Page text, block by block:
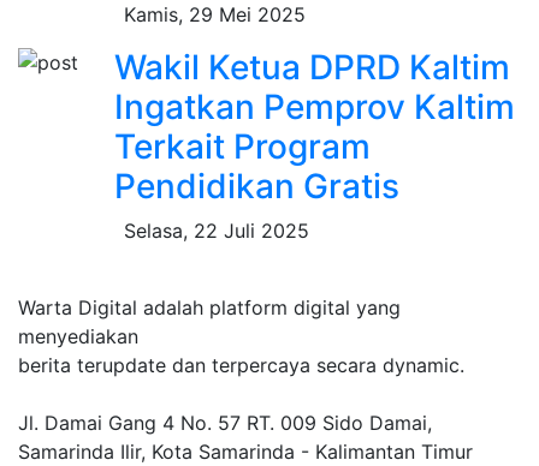
Kamis, 29 Mei 2025
Wakil Ketua DPRD Kaltim
Ingatkan Pemprov Kaltim
Terkait Program
Pendidikan Gratis
Selasa, 22 Juli 2025
Warta Digital adalah platform digital yang
menyediakan
berita terupdate dan terpercaya secara dynamic.
Jl. Damai Gang 4 No. 57 RT. 009 Sido Damai,
Samarinda Ilir, Kota Samarinda - Kalimantan Timur